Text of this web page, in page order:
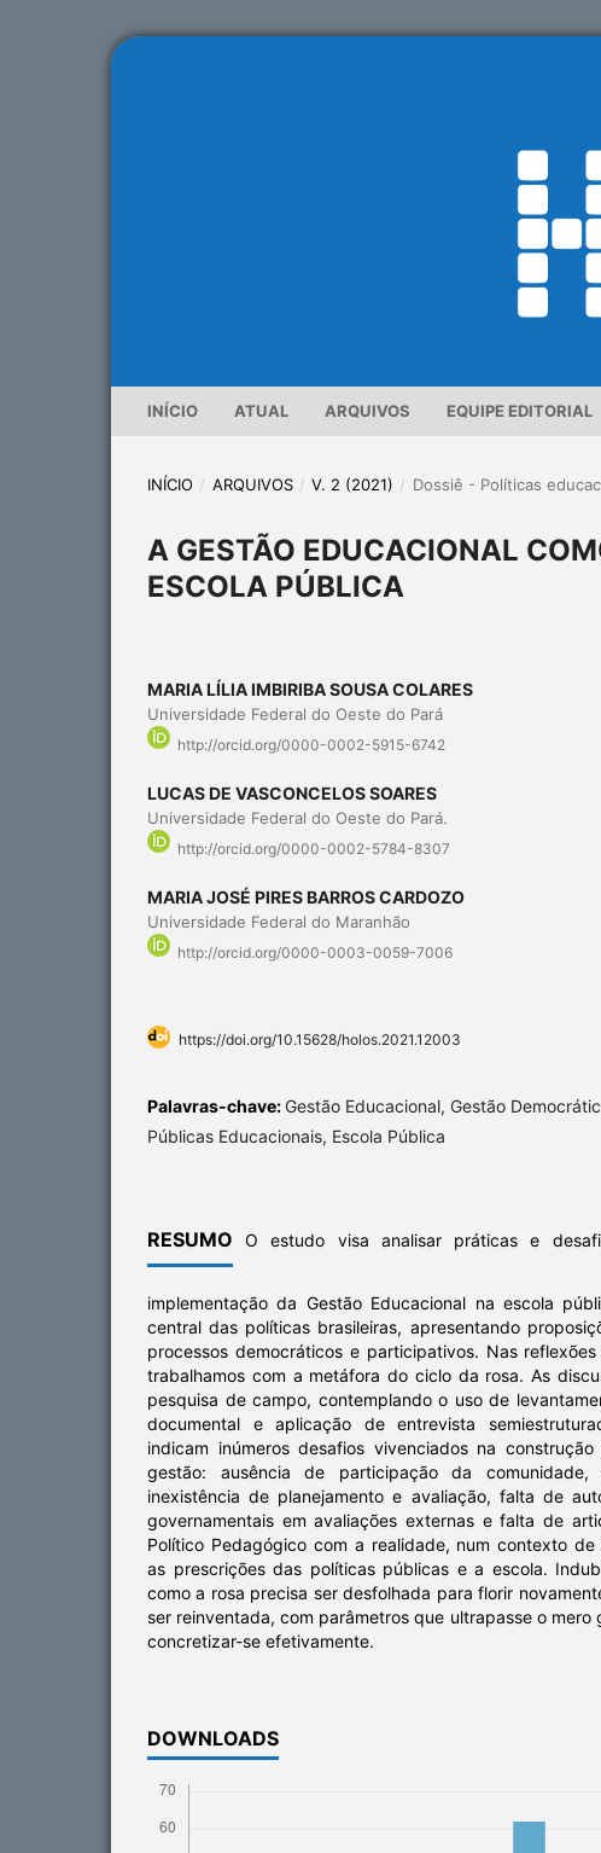
INÍCIO ATUAL ARQUIVOS EQUIPE EDITORIAL
INÍCIO / ARQUIVOS / V. 2 (2021) / Dossiê - Políticas
A GESTÃO EDUCACIONAL
ESCOLA PÚBLICA
MARIA LÍLIA IMBIRIBA SOUSA COLARES
Universidade Federal do Oeste do Pará
http://orcid.org/0000-0002-5915-6742
LUCAS DE VASCONCELOS SOARES
Universidade Federal do Oeste do Pará.
http://orcid.org/0000-0002-5784-8307
MARIA JOSÉ PIRES BARROS CARDOZO
Universidade Federal do Maranhão
http://orcid.org/0000-0003-0059-7006
https://doi.org/10.15628/holos.2021.12003
Palavras-chave: Gestão Educacional, Gestão
Públicas Educacionais, Escola Pública
RESUMO O estudo visa analisar práticas e
implementação da Gestão Educacional na escola
central das políticas brasileiras, apresentando
processos democráticos e participativos. Nas
trabalhamos com a metáfora do ciclo da rosa. As
pesquisa de campo, contemplando o uso de
documental e aplicação de entrevista
indicam inúmeros desafios vivenciados na
gestão: ausência de participação da comunidade,
inexistência de planejamento e avaliação, falta de
governamentais em avaliações externas e falta de
Político Pedagógico com a realidade, num contexto de
as prescrições das políticas públicas e a escola.
como a rosa precisa ser desfolhada para florir
ser reinventada, com parâmetros que ultrapasse o mero
concretizar-se efetivamente.
DOWNLOADS